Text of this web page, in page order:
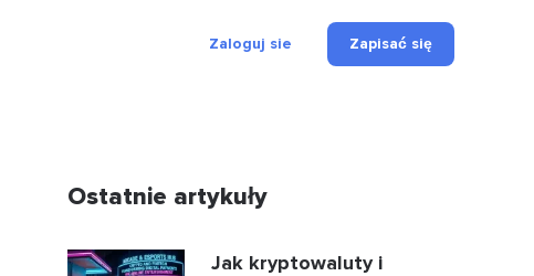
Zaloguj sie Zapisać się
Ostatnie artykuły
Jak kryptowaluty i